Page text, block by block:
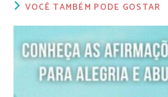
VOCÊ TAMBÉM PODE GOSTAR